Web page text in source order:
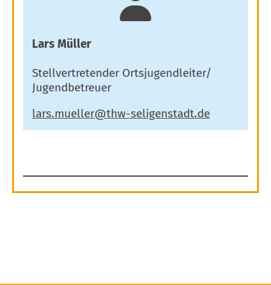
Lars Müller
Stellvertretender Ortsjugendleiter/
Jugendbetreuer
Es wurde keine Ansprechperson mit den